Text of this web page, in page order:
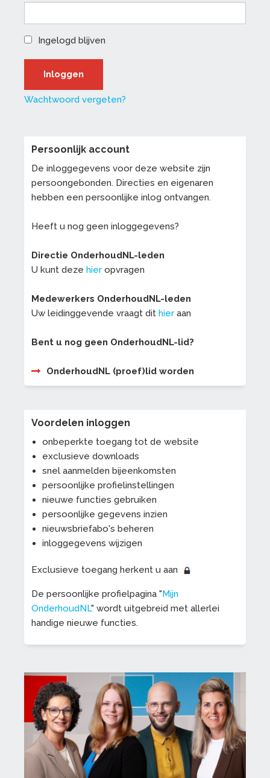
Ingelogd blijven
Wachtwoord vergeten?
Persoonlijk account
De inloggegevens voor deze website zijn
persoongebonden. Directies en eigenaren
hebben een persoonlijke inlog ontvangen.
Heeft u nog geen inloggegevens?
Directie OnderhoudNL-leden
U kunt deze hier opvragen
Medewerkers OnderhoudNL-leden
Uw leidinggevende vraagt dit hier aan
Bent u nog geen OnderhoudNL-lid?
OnderhoudNL (proef)lid worden
Voordelen inloggen
onbeperkte toegang tot de website
exclusieve downloads
snel aanmelden bijeenkomsten
persoonlijke profielinstellingen
nieuwe functies gebruiken
persoonlijke gegevens inzien
nieuwsbriefabo's beheren
inloggegevens wijzigen
Exclusieve toegang herkent u aan
De persoonlijke profielpagina "Mijn
OnderhoudNL" wordt uitgebreid met allerlei
handige nieuwe functies.